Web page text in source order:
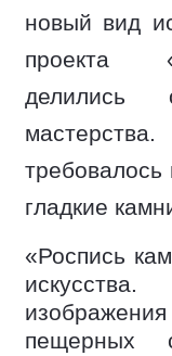
новый вид
проекта
делились
гладкие
«Роспись
пещерных